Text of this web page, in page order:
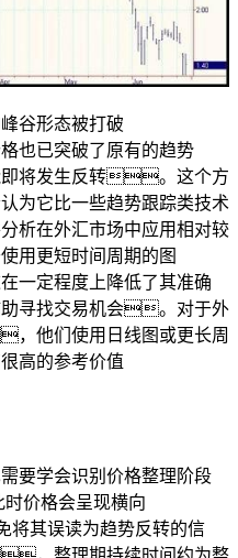
谷形态被打破
已突破了原有的趋势
将发生反转。这个方
为它比一些趋势跟踪类技术
在外汇市场中应用相对较
用更短时间周期的图
定程度上降低了其准确
寻找交易机会。对于外
他们使用日线图或更长周
高的参考价值
要学会识别价格整理阶段
价格会呈现横向
将其误读为趋势反转的信